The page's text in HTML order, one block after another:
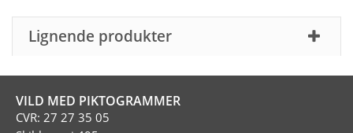
Lignende produkter
VILD MED PIKTOGRAMMER
CVR: 27 27 35 05